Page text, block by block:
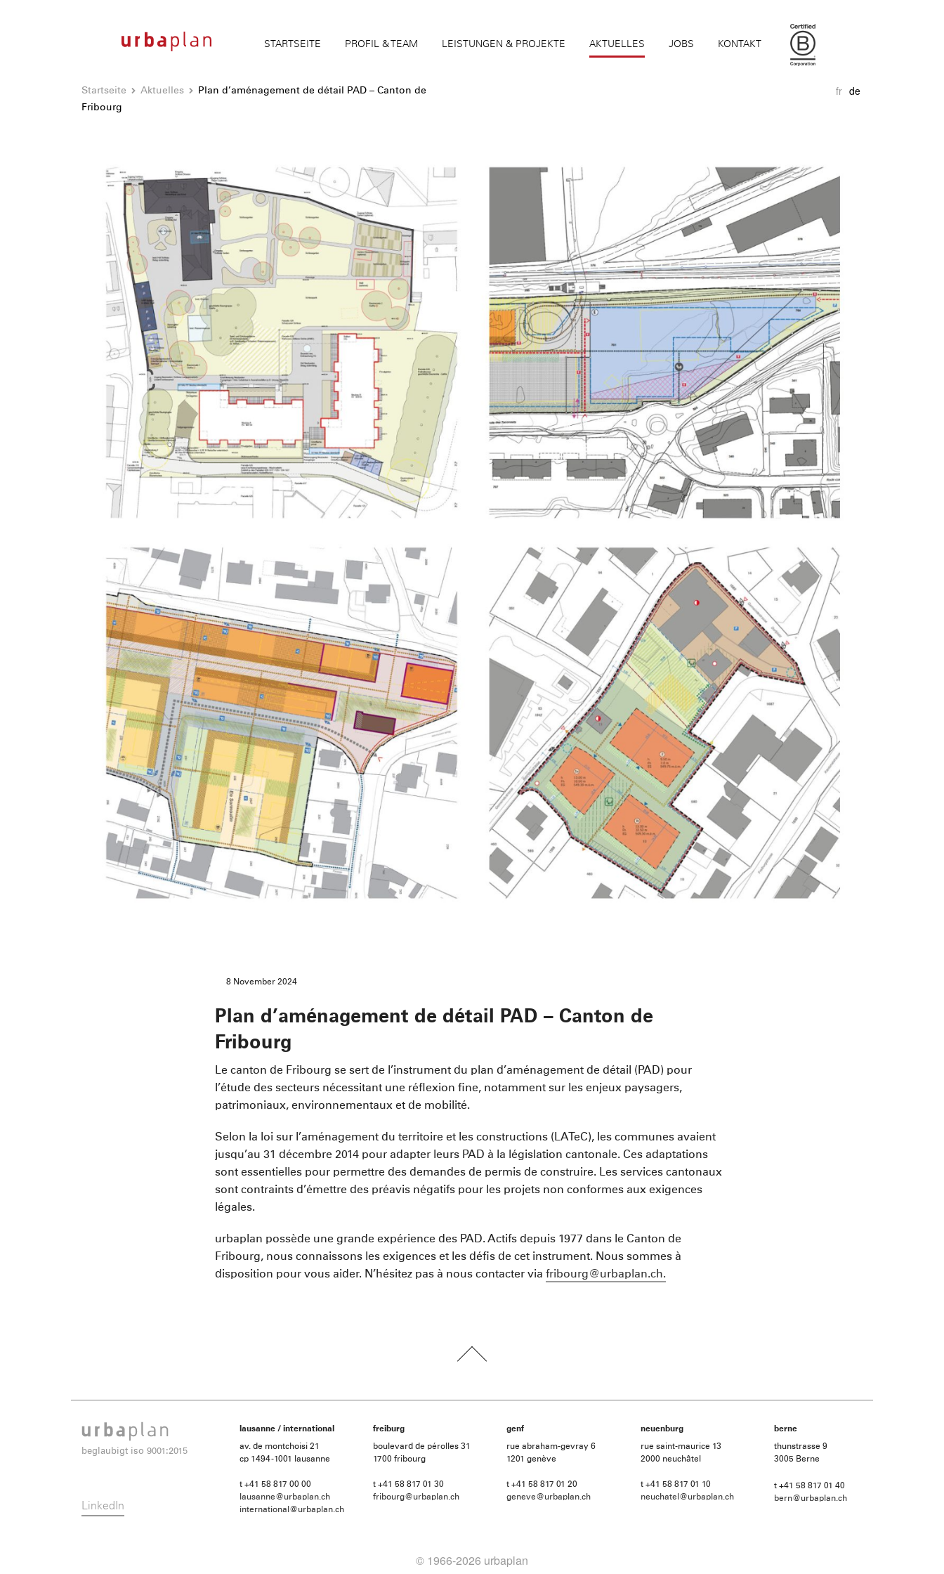
STARTSEITE PROFIL & TEAM LEISTUNGEN & PROJEKTE AKTUELLES JOBS KONTAKT
Startseite Aktuelles
Plan d’aménagement de détail PAD – Canton de
Fribourg
fr de
8 November 2024
Plan d’aménagement de détail PAD – Canton de
Fribourg
Le canton de Fribourg se sert de l’instrument du plan d’aménagement de détail (PAD) pour
l’étude des secteurs nécessitant une réflexion fine, notamment sur les enjeux paysagers,
patrimoniaux, environnementaux et de mobilité.
Selon la loi sur l’aménagement du territoire et les constructions (LATeC), les communes avaient
jusqu’au 31 décembre 2014 pour adapter leurs PAD à la législation cantonale. Ces adaptations
sont essentielles pour permettre des demandes de permis de construire. Les services cantonaux
sont contraints d’émettre des préavis négatifs pour les projets non conformes aux exigences
légales.
urbaplan possède une grande expérience des PAD. Actifs depuis 1977 dans le Canton de
Fribourg, nous connaissons les exigences et les défis de cet instrument. Nous sommes à
disposition pour vous aider. N’hésitez pas à nous contacter viafribourg@urbaplan.ch.
beglaubigt iso 9001:2015
LinkedIn
lausanne / international
av. de montchoisi 21
cp 1494 -1001 lausanne
t +41 58 817 00 00
lausanne@urbaplan.ch
international@urbaplan.ch
freiburg
boulevard de pérolles 31
1700 fribourg
t +41 58 817 01 30
fribourg@urbaplan.ch
genf
rue abraham-gevray 6
1201 genève
t +41 58 817 01 20
geneve@urbaplan.ch
neuenburg
rue saint-maurice 13
2000 neuchâtel
t +41 58 817 01 10
neuchatel@urbaplan.ch
berne
thunstrasse 9
3005 Berne
t +41 58 817 01 40
bern@urbaplan.ch
© 1966-2026 urbaplan